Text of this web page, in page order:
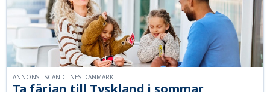
ANNONS - SCANDLINES DANMARK